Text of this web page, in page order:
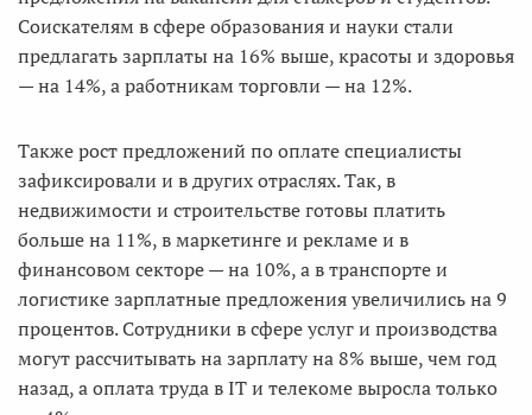
Соискателям в сфере образования и науки стали
предлагать зарплаты на 16% выше, красоты и здоровья
— на 14%, а работникам торговли — на 12%.
Также рост предложений по оплате специалисты
зафиксировали и в других отраслях. Так, в
недвижимости и строительстве готовы платить
больше на 11%, в маркетинге и рекламе и в
финансовом секторе — на 10%, а в транспорте и
логистике зарплатные предложения увеличились на 9
процентов. Сотрудники в сфере услуг и производства
могут рассчитывать на зарплату на 8% выше, чем год
назад, а оплата труда в IT и телекоме выросла только